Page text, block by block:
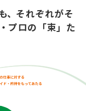
、それぞれがそ
プロの「束」た